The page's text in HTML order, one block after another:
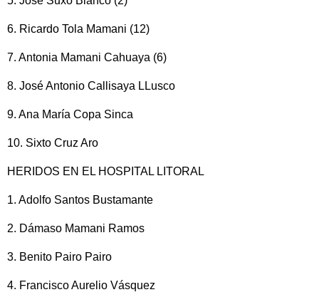
6. Ricardo Tola Mamani (12)
7. Antonia Mamani Cahuaya (6)
8. José Antonio Callisaya LLusco
9. Ana María Copa Sinca
10. Sixto Cruz Aro
HERIDOS EN EL HOSPITAL LITORAL
1. Adolfo Santos Bustamante
2. Dámaso Mamani Ramos
3. Benito Pairo Pairo
4. Francisco Aurelio Vásquez